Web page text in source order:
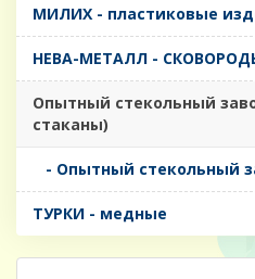
МИЛИХ - пластиковые
НЕВА-МЕТАЛЛ -
Опытный стекольный
стаканы)
- Опытный стекольный
ТУРКИ - медные